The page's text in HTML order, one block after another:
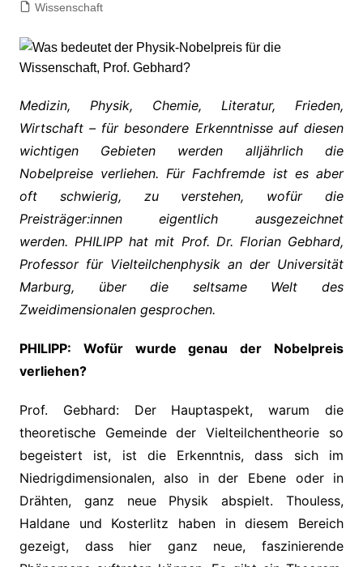
Wissenschaft
Medizin, Physik, Chemie, Literatur, Frieden,
Wirtschaft – für besondere Erkenntnisse auf diesen
wichtigen Gebieten werden alljährlich die
Nobelpreise verliehen. Für Fachfremde ist es aber
oft schwierig, zu verstehen, wofür die
Preisträger:innen eigentlich ausgezeichnet
werden.PHILIPP hat mit Prof. Dr. Florian Gebhard,
Professor für Vielteilchenphysik an der Universität
Marburg, über die seltsame Welt des
Zweidimensionalen gesprochen.
PHILIPP: Wofür wurde genau der Nobelpreis
verliehen?
Prof. Gebhard: Der Hauptaspekt, warum die
theoretische Gemeinde der Vielteilchentheorie so
begeistert ist, ist die Erkenntnis, dass sich im
Niedrigdimensionalen, also in der Ebene oder in
Drähten, ganz neue Physik abspielt. Thouless,
Haldane und Kosterlitz haben in diesem Bereich
gezeigt, dass hier ganz neue, faszinierende